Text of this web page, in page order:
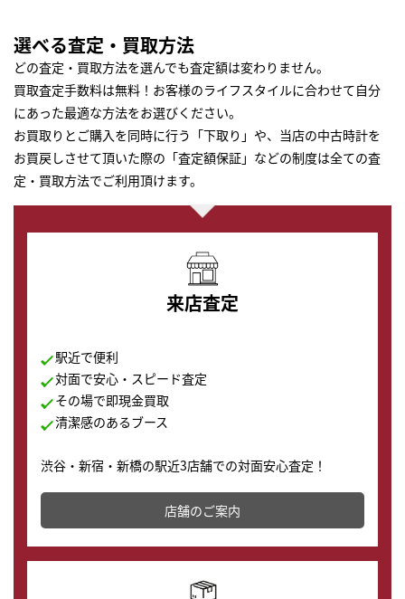
選べる査定・買取方法
どの査定・買取方法を選んでも査定額は変わりません。
買取査定手数料は無料！お客様のライフスタイルに合わせて自分
にあった最適な方法をお選びください。
お買取りとご購入を同時に行う「下取り」や、当店の中古時計を
お買戻しさせて頂いた際の「査定額保証」などの制度は全ての査
定・買取方法でご利用頂けます。
来店査定
駅近で便利
対面で安心・スピード査定
その場で即現金買取
清潔感のあるブース
渋谷・新宿・新橋の駅近3店舗での対面安心査定！
その場で現金買取致します。渋谷本店では、時計販売の
店舗を併設しており、下取りに出してお得に新しい時計
の購入もできます♪
店舗のご案内